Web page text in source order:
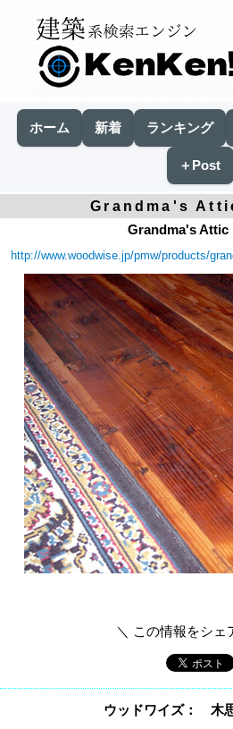
ホーム 新着 ランキング
＋Post
Grandma's
Grandma's Attic
http://www.woodwise.jp/pmw/products/
＼ この情報をシェ
ウッドワイズ： 木